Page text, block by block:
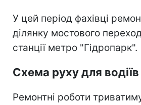
У цей період фахівці
ділянку мостового
станції метро "Гідропарк".
Схема руху для водіїв
Ремонтні роботи